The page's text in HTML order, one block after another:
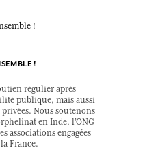
!
régulier après
publique, mais aussi
Nous soutenons
en Inde, l’ONG
associations engagées
France.